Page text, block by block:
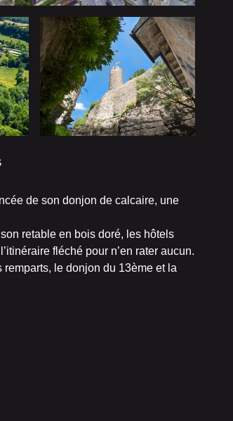
de son donjon de calcaire, une
retable en bois doré, les hôtels
fléché pour n’en rater aucun.
le donjon du 13ème et la